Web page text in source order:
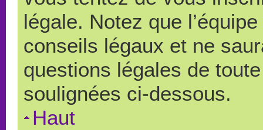
légale. Notez que
conseils légaux et ne
questions légales de
soulignées ci-dessous.
Haut